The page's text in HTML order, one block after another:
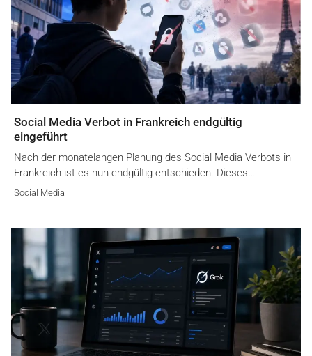
Social Media Verbot in Frankreich endgültig
eingeführt
Nach der monatelangen Planung des Social Media Verbots in
Frankreich ist es nun endgültig entschieden. Dieses…
Social Media